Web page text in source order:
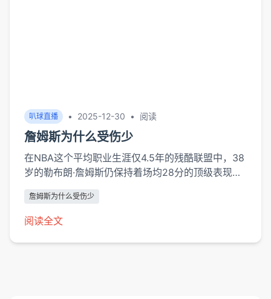
叭球直播 • 2025-12-30 • 阅读
詹姆斯为什么受伤少
在NBA这个平均职业生涯仅4.5年的残酷联盟中，38
岁的勒布朗·詹姆斯仍保持着场均28分的顶级表现，
季）。这位"天选之子"的耐受力背后，是职业体育史
上罕见的系统性身体管理方案。本文将从生物力学、
得主的"钢铁之躯"养成法则。基因与进...
詹姆斯为什么受伤少
阅读全文